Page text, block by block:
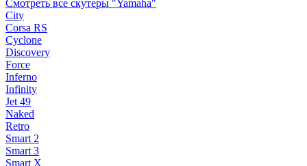
Смотреть все скутеры "Yamaha"
City
Corsa RS
Cyclone
Discovery
Force
Inferno
Infinity
Jet 49
Naked
Retro
Smart 2
Smart 3
Smart X